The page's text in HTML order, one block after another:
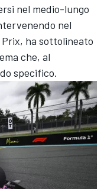
nel medio-lungo
nel
Prix, ha sottolineato
che, al
specifico.